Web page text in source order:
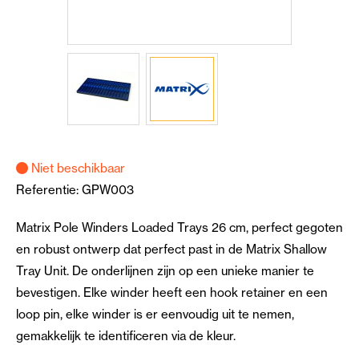
Niet beschikbaar
Referentie: GPW003
Matrix Pole Winders Loaded Trays 26 cm, perfect gegoten
en robust ontwerp dat perfect past in de Matrix Shallow
Tray Unit. De onderlijnen zijn op een unieke manier te
bevestigen. Elke winder heeft een hook retainer en een
loop pin, elke winder is er eenvoudig uit te nemen,
gemakkelijk te identificeren via de kleur.